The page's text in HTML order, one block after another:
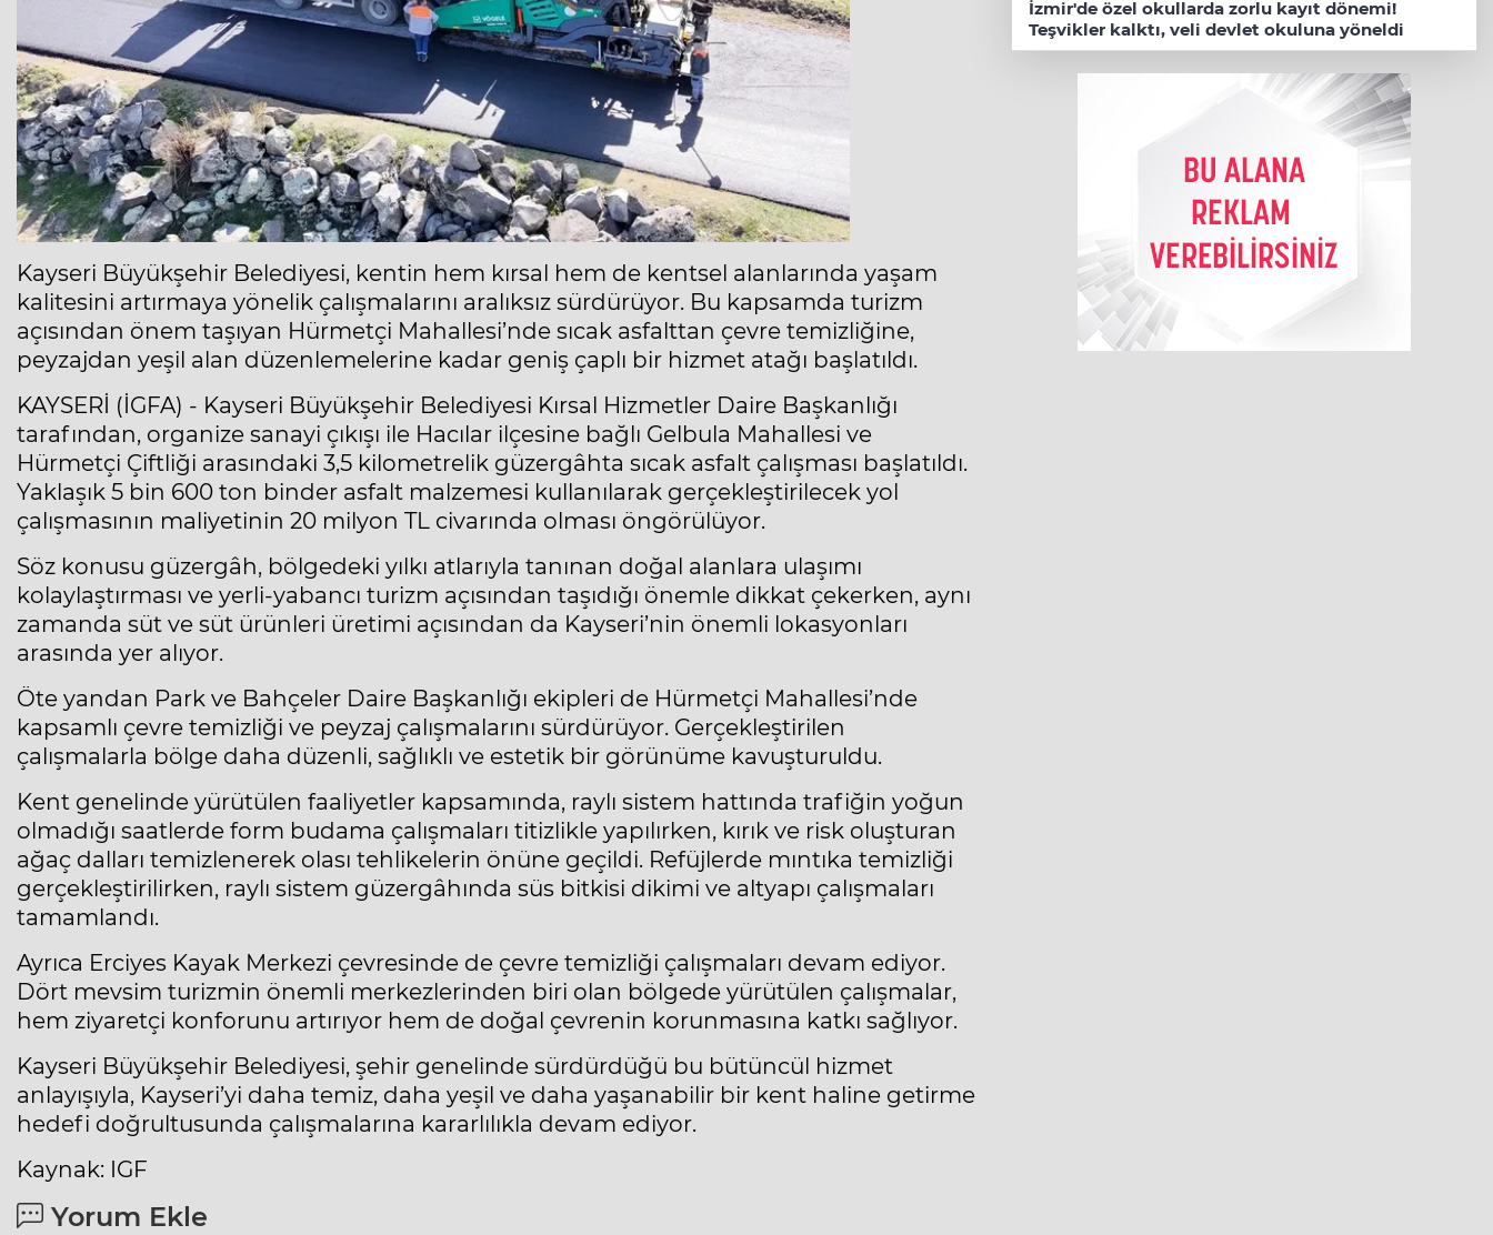
Kayseri Büyükşehir Belediyesi, kentin hem kırsal hem de kentsel alanlarında yaşam
kalitesini artırmaya yönelik çalışmalarını aralıksız sürdürüyor. Bu kapsamda turizm
açısından önem taşıyan Hürmetçi Mahallesi’nde sıcak asfalttan çevre temizliğine,
peyzajdan yeşil alan düzenlemelerine kadar geniş çaplı bir hizmet atağı başlatıldı.
KAYSERİ (İGFA) - Kayseri Büyükşehir Belediyesi Kırsal Hizmetler Daire Başkanlığı
tarafından, organize sanayi çıkışı ile Hacılar ilçesine bağlı Gelbula Mahallesi ve
Hürmetçi Çiftliği arasındaki 3,5 kilometrelik güzergâhta sıcak asfalt çalışması başlatıldı.
Yaklaşık 5 bin 600 ton binder asfalt malzemesi kullanılarak gerçekleştirilecek yol
çalışmasının maliyetinin 20 milyon TL civarında olması öngörülüyor.
Söz konusu güzergâh, bölgedeki yılkı atlarıyla tanınan doğal alanlara ulaşımı
kolaylaştırması ve yerli-yabancı turizm açısından taşıdığı önemle dikkat çekerken, aynı
zamanda süt ve süt ürünleri üretimi açısından da Kayseri’nin önemli lokasyonları
arasında yer alıyor.
Öte yandan Park ve Bahçeler Daire Başkanlığı ekipleri de Hürmetçi Mahallesi’nde
kapsamlı çevre temizliği ve peyzaj çalışmalarını sürdürüyor. Gerçekleştirilen
çalışmalarla bölge daha düzenli, sağlıklı ve estetik bir görünüme kavuşturuldu.
Kent genelinde yürütülen faaliyetler kapsamında, raylı sistem hattında trafiğin yoğun
olmadığı saatlerde form budama çalışmaları titizlikle yapılırken, kırık ve risk oluşturan
ağaç dalları temizlenerek olası tehlikelerin önüne geçildi. Refüjlerde mıntıka temizliği
gerçekleştirilirken, raylı sistem güzergâhında süs bitkisi dikimi ve altyapı çalışmaları
tamamlandı.
Ayrıca Erciyes Kayak Merkezi çevresinde de çevre temizliği çalışmaları devam ediyor.
Dört mevsim turizmin önemli merkezlerinden biri olan bölgede yürütülen çalışmalar,
hem ziyaretçi konforunu artırıyor hem de doğal çevrenin korunmasına katkı sağlıyor.
Kayseri Büyükşehir Belediyesi, şehir genelinde sürdürdüğü bu bütüncül hizmet
anlayışıyla, Kayseri’yi daha temiz, daha yeşil ve daha yaşanabilir bir kent haline getirme
hedefi doğrultusunda çalışmalarına kararlılıkla devam ediyor.
Kaynak: IGF
Yorum Ekle
İzmir'de özel okullarda zorlu kayıt dönemi!
Teşvikler kalktı, veli devlet okuluna yöneldi